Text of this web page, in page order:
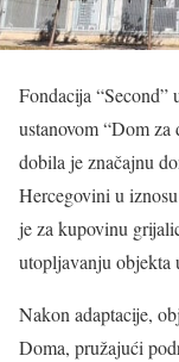
Fondacija
ustanovom “Dom za
dobila je značajnu
Hercegovini u
je za kupovinu
utopljavanju objekta
Nakon adaptacije,
Doma, pružajući